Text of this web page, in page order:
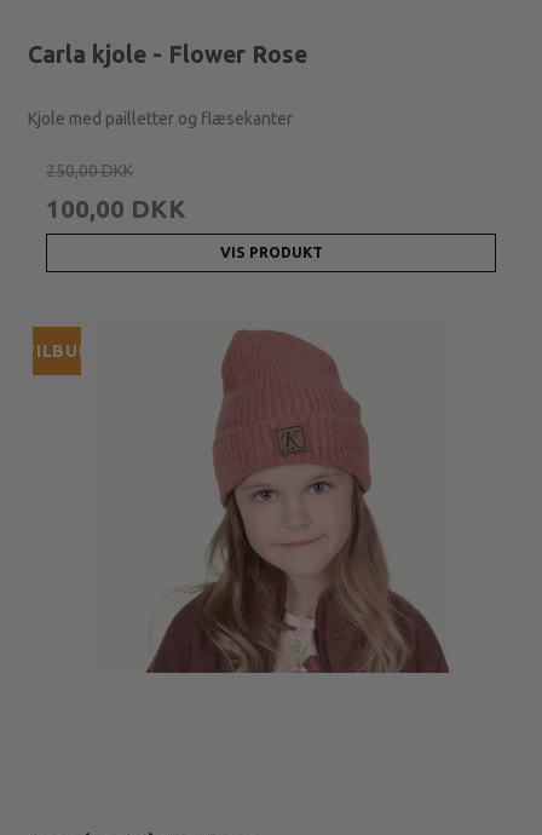
Carla kjole - Flower Rose
Kjole med pailletter og flæsekanter
250,00 DKK
100,00 DKK
VIS PRODUKT
TILBUD